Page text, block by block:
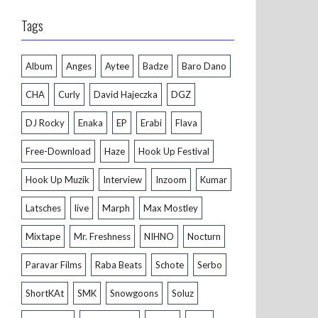
Tags
Album Anges Aytee Badze Baro Dano
CHA Curly David Hajeczka DGZ
DJ Rocky Enaka EP Erabi Flava
Free-Download Haze Hook Up Festival
Hook Up Muzik Interview Inzoom Kumar
Latsches live Marph Max Mostley
Mixtape Mr. Freshness NIHNO Nocturn
Paravar Films Raba Beats Schote Serbo
ShortKAt SMK Snowgoons Soluz